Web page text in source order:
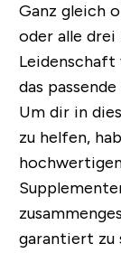
Ganz gleich
oder alle drei
Leidenschaft
das
Um dir in
zu helfen,
garantiert zu